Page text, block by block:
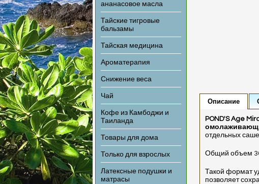
ананасовое масла
Тайские тигровые
бальзамы
Тайская медицина
Ароматерапия
Снижение веса
Чай
Кофе из Камбоджи и
Таиланда
Товары для дома
Только для взрослых
Латексные подушки и
матрасы
Описание
POND'S Age
отдельных
Общий объем
Такой формат
позволяет